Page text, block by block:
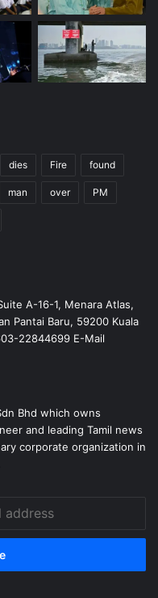
dies Fire found
man over PM
A-16-1, Menara Atlas,
Pantai Baru, 59200 Kuala
22844699 E-Mail
Bhd which owns
and leading Tamil news
corporate organization in